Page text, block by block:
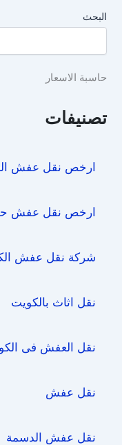
البحث
حاسبة الاسعار
تصنيفات
ارخص نقل عفش
ارخص نقل عفش
شركة نقل عفش
نقل اثاث بالكويت
نقل العفش فى
نقل عفش
نقل عفش الدسمة